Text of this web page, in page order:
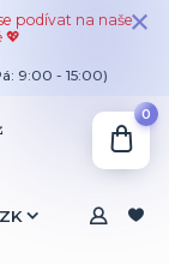
podívat na naše
💖
9:00 - 15:00)
0